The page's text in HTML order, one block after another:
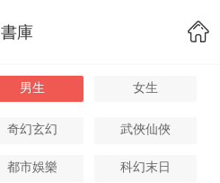
書庫
男生 女生
奇幻玄幻 武俠仙俠
都市娛樂 科幻末日